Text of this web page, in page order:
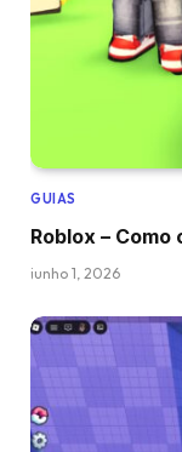
GUIAS
Roblox –
junho 1, 2026